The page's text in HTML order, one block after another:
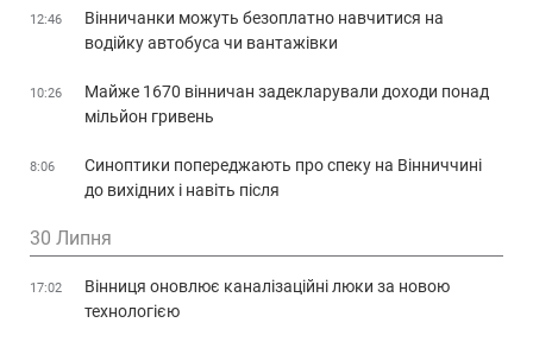
12:46
Вінничанки можуть безоплатно навчитися на
водійку автобуса чи вантажівки
10:26
Майже 1670 вінничан задекларували доходи понад
мільйон гривень
8:06
Синоптики попереджають про спеку на Вінниччині
до вихідних і навіть після
30 Липня
17:02
Вінниця оновлює каналізаційні люки за новою
технологією